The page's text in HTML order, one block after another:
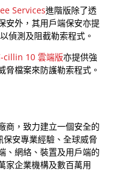
Services進階版除了透
安外，其用戶端保安亦提
偵測及阻截勒索程式。
cillin 10 雲端版亦提供強
脅檔案來防護勒索程式。
商，致力建立一個安全的
安專業經驗、全球威脅
、網絡、裝置及用戶端的
家企業機構及數百萬用